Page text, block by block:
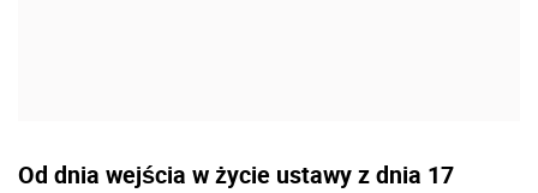
Od dnia wejścia w życie ustawy z dnia 17